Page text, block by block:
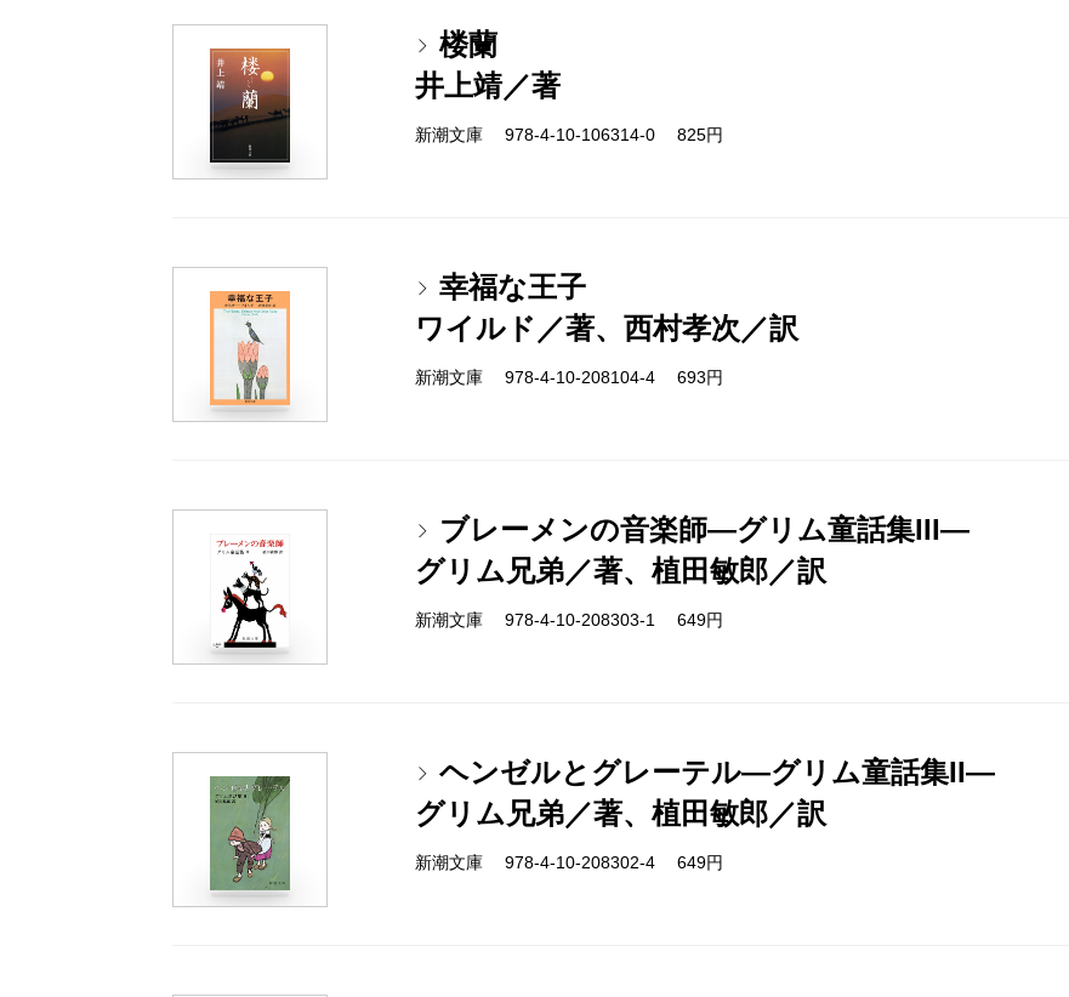
楼蘭
井上靖／著
新潮文庫 978-4-10-106314-0 825円
幸福な王子
ワイルド／著、西村孝次／訳
新潮文庫 978-4-10-208104-4 693円
ブレーメンの音楽師―グリム童話集III―
グリム兄弟／著、植田敏郎／訳
新潮文庫 978-4-10-208303-1 649円
ヘンゼルとグレーテル―グリム童話集II―
グリム兄弟／著、植田敏郎／訳
新潮文庫 978-4-10-208302-4 649円